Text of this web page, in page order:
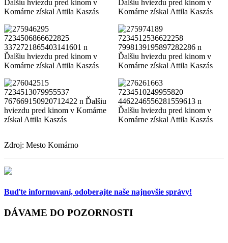
Zdroj: Mesto Komárno
Buďte informovaní, odoberajte naše najnovšie správy!
DÁVAME DO POZORNOSTI